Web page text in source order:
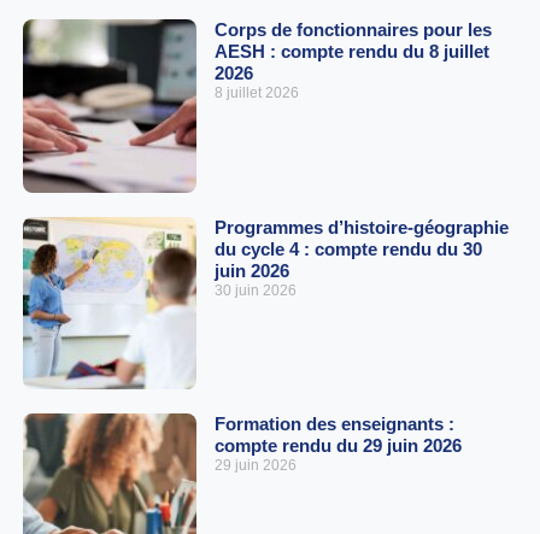
Corps de fonctionnaires pour les
AESH : compte rendu du 8 juillet
2026
8 juillet 2026
Programmes d’histoire-géographie
du cycle 4 : compte rendu du 30
juin 2026
30 juin 2026
Formation des enseignants :
compte rendu du 29 juin 2026
29 juin 2026